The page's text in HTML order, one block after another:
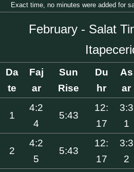
Exact time, no minutes were added for
February - Salat
Da
te
Faj
ar
Sun
Rise
Du
hr
As
ar
1
4:2
4
5:43
12:
17
3:3
1
2
4:2
5
5:43
12:
17
3:3
2